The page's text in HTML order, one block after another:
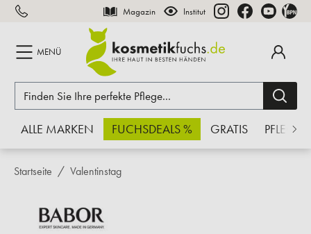
springen Magazin Institut
MENÜ
ALLE MARKEN FUCHSDEALS % GRATIS PFLEGE
Startseite Valentinstag